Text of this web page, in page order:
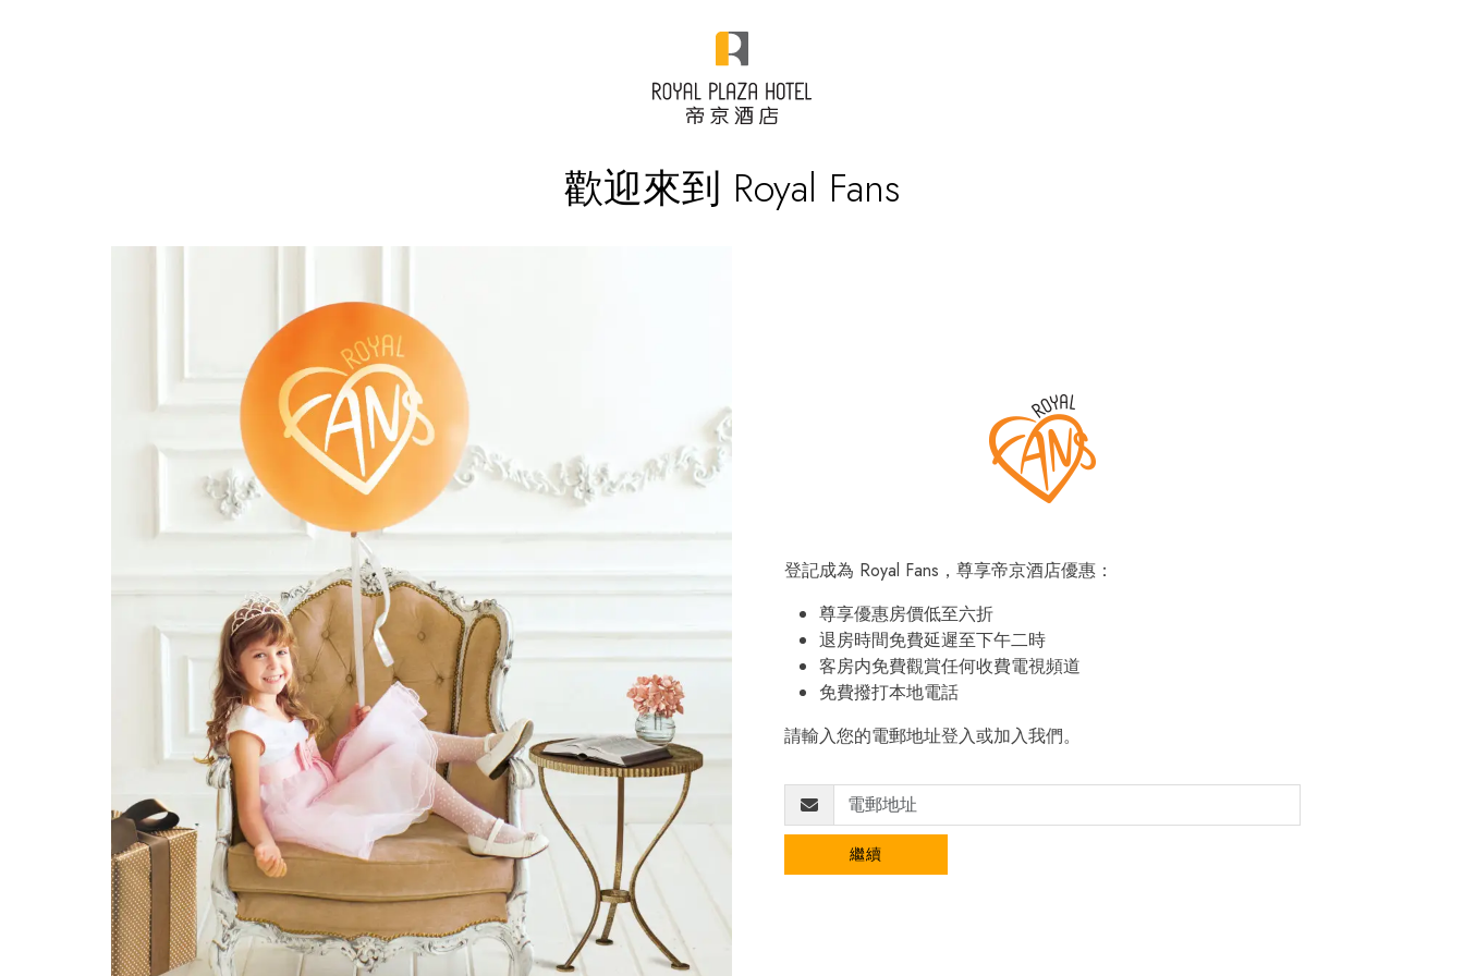
歡迎來到 Royal Fans
登記成為 Royal Fans，尊享帝京酒店優惠：
尊享優惠房價低至六折
退房時間免費延遲至下午二時
客房内免費觀賞任何收費電視頻道
免費撥打本地電話
請輸入您的電郵地址登入或加入我們。
繼續